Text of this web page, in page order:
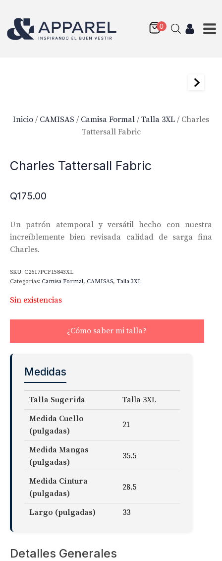
Inicio / CAMISAS / Camisa Formal / Talla 3XL / Charles
Tattersall Fabric
Charles Tattersall Fabric
Q175.00
Un patrón atemporal y versátil hecho con nuestra
increíblemente bien revisada calidad de sarga fina
Charles.
SKU: C2617PCF15843XL
Categorías: Camisa Formal, CAMISAS, Talla 3XL
Sin existencias
¿Cómo saber mi talla?
Medidas
Talla Sugerida
Talla 3XL
Medida Cuello
(pulgadas)
21
Medida Mangas
(pulgadas)
35.5
Medida Cintura
(pulgadas)
28.5
Largo (pulgadas) 33
Detalles Generales
175.00